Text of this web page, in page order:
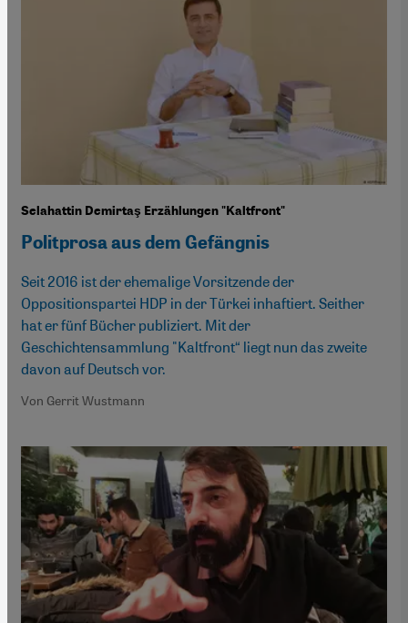
Selahattin Demirtaş Erzählungen "Kaltfront"
Politprosa aus dem Gefängnis
Seit 2016 ist der ehemalige Vorsitzende der
Oppositionspartei HDP in der Türkei inhaftiert. Seither
hat er fünf Bücher publiziert. Mit der
Geschichtensammlung "Kaltfront“ liegt nun das zweite
davon auf Deutsch vor.
Von Gerrit Wustmann